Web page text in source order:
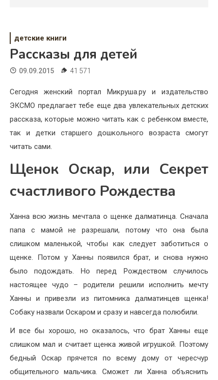
Свадьба
Дом
Жизнь
Хобби
Недвижимость
детские книги
Рассказы для детей
09.09.2015 41 571
Сегодня женский портал Микруша.ру и издательство
ЭКСМО предлагает тебе еще два увлекательных детских
рассказа, которые можно читать как с ребенком вместе,
так и детки старшего дошкольного возраста смогут
читать сами.
Щенок Оскар, или Секрет
счастливого Рождества
Ханна всю жизнь мечтала о щенке далматинца. Сначала
папа с мамой не разрешали, потому что она была
слишком маленькой, чтобы как следует заботиться о
щенке. Потом у Ханны появился брат, и снова нужно
было подождать. Но перед Рождеством случилось
настоящее чудо – родители решили исполнить мечту
Ханны и привезли из питомника далматинцев щенка!
Собаку назвали Оскаром и сразу и навсегда полюбили.
И все бы хорошо, но оказалось, что брат Ханны еще
слишком мал и считает щенка живой игрушкой. Поэтому
бедный Оскар прячется по всему дому от чересчур
общительного мальчика. Сможет ли Ханна объяснить